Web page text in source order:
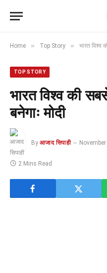
Home » Top Story » भारत विश्व
TOP STORY
भारत विश्व की
बनेगाः मोदी
By आजाद सिपाही
2 Mins Read